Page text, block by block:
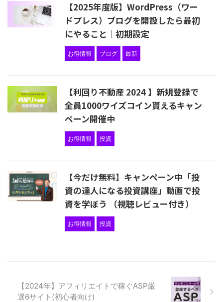
【2025年度版】WordPress（ワー
ドプレス）ブログを開設したら最初
にやること｜初期設定
お得情報 ブログ 最新
【利回り不動産 2024 】新規登録で
全員1000ワイズコイン貰えるキャン
ペーン開催中
お得情報 投資
【今だけ無料】キャンペーン中「投
資の達人になる投資講座」動画で投
資を学ぼう （視聴レビュー付き）
お得情報 投資
【2024年】アフィリエイトで稼ぐASP厳
選6サイト(初心者向け)